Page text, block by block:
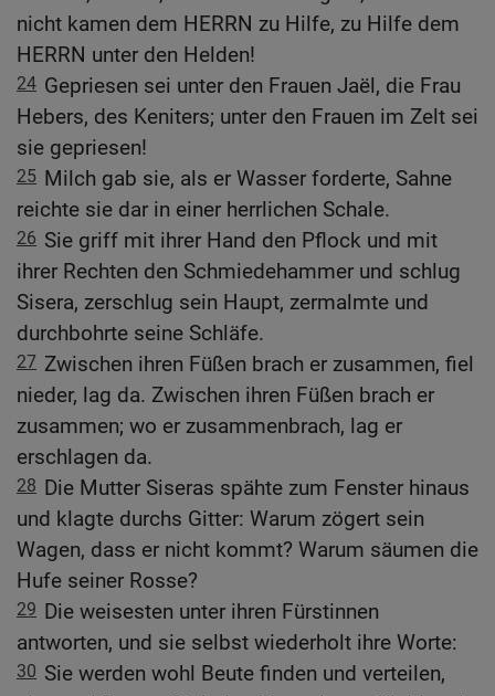
nicht kamen dem HERRN zu Hilfe, zu Hilfe dem
HERRN unter den Helden!
24 Gepriesen sei unter den Frauen Jaël, die Frau
Hebers, des Keniters; unter den Frauen im Zelt sei
sie gepriesen!
25 Milch gab sie, als er Wasser forderte, Sahne
reichte sie dar in einer herrlichen Schale.
26 Sie griff mit ihrer Hand den Pflock und mit
ihrer Rechten den Schmiedehammer und schlug
Sisera, zerschlug sein Haupt, zermalmte und
durchbohrte seine Schläfe.
27 Zwischen ihren Füßen brach er zusammen, fiel
nieder, lag da. Zwischen ihren Füßen brach er
zusammen; wo er zusammenbrach, lag er
erschlagen da.
28 Die Mutter Siseras spähte zum Fenster hinaus
und klagte durchs Gitter: Warum zögert sein
Wagen, dass er nicht kommt? Warum säumen die
Hufe seiner Rosse?
29 Die weisesten unter ihren Fürstinnen
antworten, und sie selbst wiederholt ihre Worte:
30 Sie werden wohl Beute finden und verteilen,